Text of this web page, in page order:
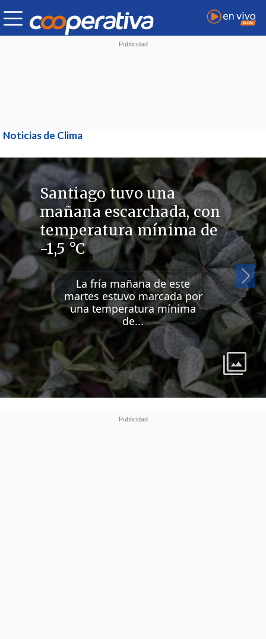
Noticias de Clima
Santiago tuvo una
mañana escarchada, con
temperatura mínima de
-1,5 °C
La fría mañana de este
martes estuvo marcada por
una temperatura mínima
de...